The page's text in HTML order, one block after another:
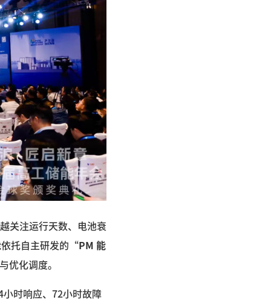
关注运行天数、电池衰
依托自主研发的“PM 能
优化调度。
时响应、72小时故障